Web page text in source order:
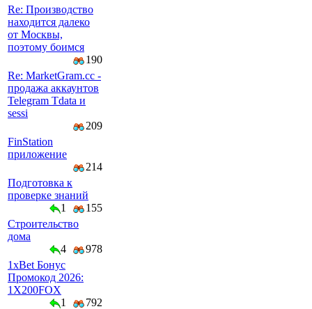
Re: Производство
находится далеко
от Москвы,
поэтому боимся
190
Re: MarketGram.cc -
продажа аккаунтов
Telegram Tdata и
sessi
209
FinStation
приложение
214
Подготовка к
проверке знаний
1
155
Строительство
дома
4
978
1xBet Бонус
Промокод 2026:
1X200FOX
1
792